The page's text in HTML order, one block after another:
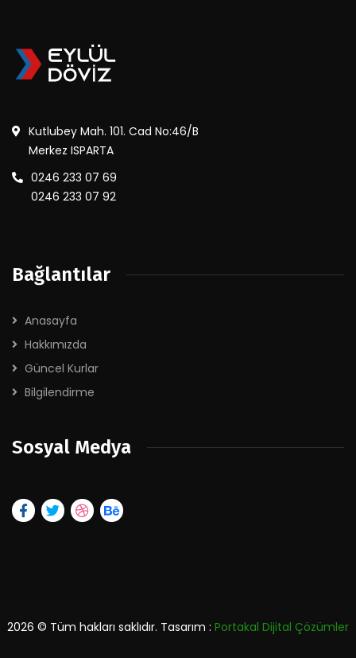
Kutlubey Mah. 101. Cad No:46/B
Merkez ISPARTA
0246 233 07 69
0246 233 07 92
Bağlantılar
Anasayfa
Hakkımızda
Güncel Kurlar
Bilgilendirme
Sosyal Medya
2026 © Tüm hakları saklıdır. Tasarım : Portakal Dijital Çözümler